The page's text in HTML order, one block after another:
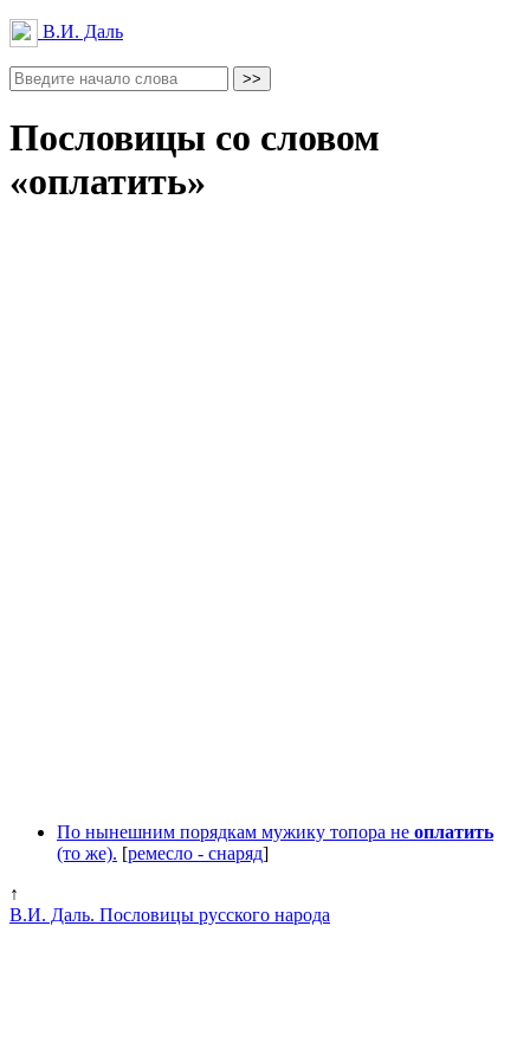
В.И. Даль
Пословицы со словом
«оплатить»
По нынешним порядкам мужику топора не оплатить
(то же). [ремесло - снаряд]
↑
В.И. Даль. Пословицы русского народа